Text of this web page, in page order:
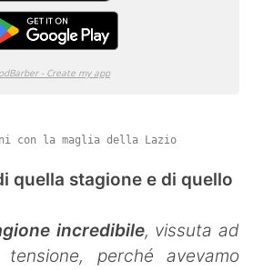
con la maglia della Lazio
quella stagione e di quello
incredibile, vissuta ad
perché avevamo